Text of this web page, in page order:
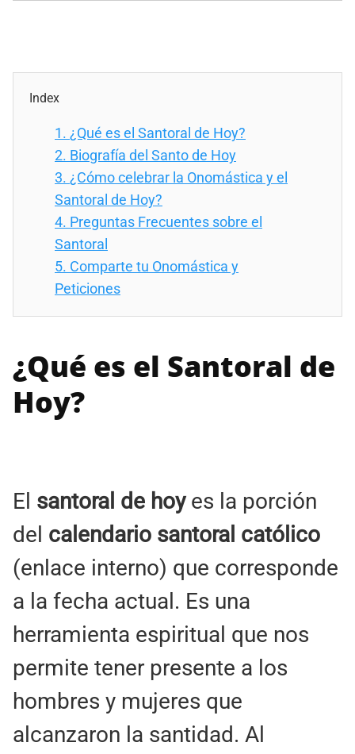
Index
1. ¿Qué es el Santoral de Hoy?
2. Biografía del Santo de Hoy
3. ¿Cómo celebrar la Onomástica y el
Santoral de Hoy?
4. Preguntas Frecuentes sobre el
Santoral
5. Comparte tu Onomástica y
Peticiones
¿Qué es el Santoral de
Hoy?
El santoral de hoyes la porción
del calendario santoral católico
(enlace interno) que corresponde
a la fecha actual. Es una
herramienta espiritual que nos
permite tener presente a los
hombres y mujeres que
alcanzaron la santidad. Al